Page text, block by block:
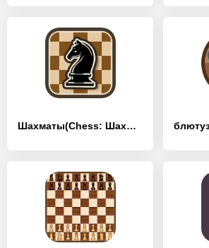
Шахматы(Chess: Шахматы онлайн - [MOD Бесконечные монеты]